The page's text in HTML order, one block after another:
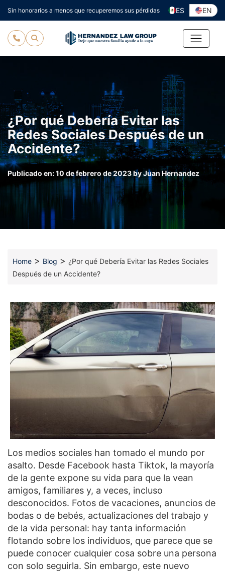
al
contenido
Sin honorarios a menos que recuperemos sus pérdidas ES EN
¿Por qué Debería Evitar las
Redes Sociales Después de un
Accidente?
Publicado en:10 de febrero de 2023byJuan Hernandez
Home > Blog > ¿Por qué Debería Evitar las Redes Sociales
Después de un Accidente?
Los medios sociales han tomado el mundo por
asalto. Desde Facebook hasta Tiktok, la mayoría
de la gente expone su vida para que la vean
amigos, familiares y, a veces, incluso
desconocidos. Fotos de vacaciones, anuncios de
bodas o de bebés, actualizaciones del trabajo y
de la vida personal: hay tanta información
flotando sobre los individuos, que parece que se
puede conocer cualquier cosa sobre una persona
con solo seguirla. Sin embargo, este nuevo